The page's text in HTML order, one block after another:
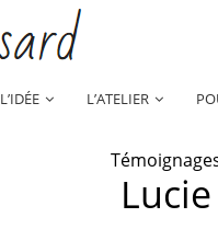
L’IDÉE L’ATELIER
Lucie